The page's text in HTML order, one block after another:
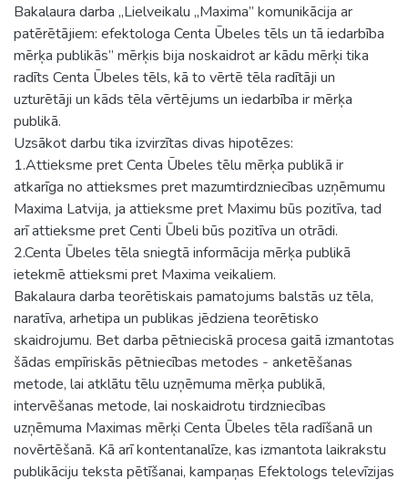
Bakalaura darba „Lielveikalu „Maxima” komunikācija ar
patērētājiem: efektologa Centa Ūbeles tēls un tā iedarbība
mērķa publikās” mērķis bija noskaidrot ar kādu mērķi tika
radīts Centa Ūbeles tēls, kā to vērtē tēla radītāji un
uzturētāji un kāds tēla vērtējums un iedarbība ir mērķa
publikā.
Uzsākot darbu tika izvirzītas divas hipotēzes:
1.Attieksme pret Centa Ūbeles tēlu mērķa publikā ir
atkarīga no attieksmes pret mazumtirdzniecības uzņēmumu
Maxima Latvija, ja attieksme pret Maximu būs pozitīva, tad
arī attieksme pret Centi Ūbeli būs pozitīva un otrādi.
2.Centa Ūbeles tēla sniegtā informācija mērķa publikā
ietekmē attieksmi pret Maxima veikaliem.
Bakalaura darba teorētiskais pamatojums balstās uz tēla,
naratīva, arhetipa un publikas jēdziena teorētisko
skaidrojumu. Bet darba pētnieciskā procesa gaitā izmantotas
šādas empīriskās pētniecības metodes - anketēšanas
metode, lai atklātu tēlu uzņēmuma mērķa publikā,
intervēšanas metode, lai noskaidrotu tirdzniecības
uzņēmuma Maximas mērķi Centa Ūbeles tēla radīšanā un
novērtēšanā. Kā arī kontentanalīze, kas izmantota laikrakstu
publikāciju teksta pētīšanai, kampaņas Efektologs televīzijas